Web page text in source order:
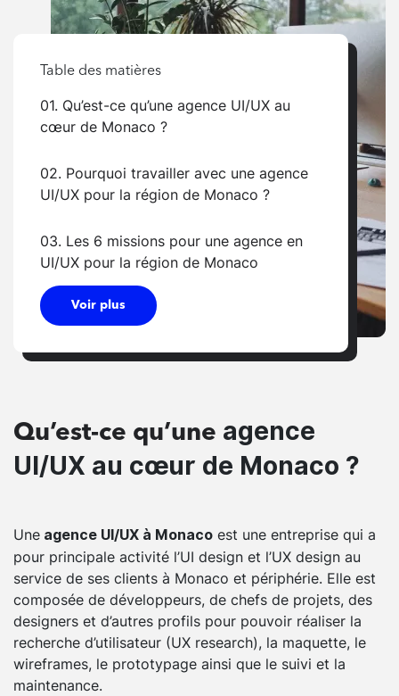
Table des matières
01. Qu’est-ce qu’une agence UI/UX au
cœur de Monaco ?
02. Pourquoi travailler avec une agence
UI/UX pour la région de Monaco ?
03. Les 6 missions pour une agence en
UI/UX pour la région de Monaco
Voir plus
Qu’est-ce qu’une agence
UI/UX au cœur de Monaco ?
Une agence UI/UX à Monaco est une entreprise qui a
pour principale activité l’UI design et l’UX design au
service de ses clients à Monaco et périphérie. Elle est
composée de développeurs, de chefs de projets, des
designers et d’autres profils pour pouvoir réaliser la
recherche d’utilisateur (UX research), la maquette, le
wireframes, le prototypage ainsi que le suivi et la
maintenance.